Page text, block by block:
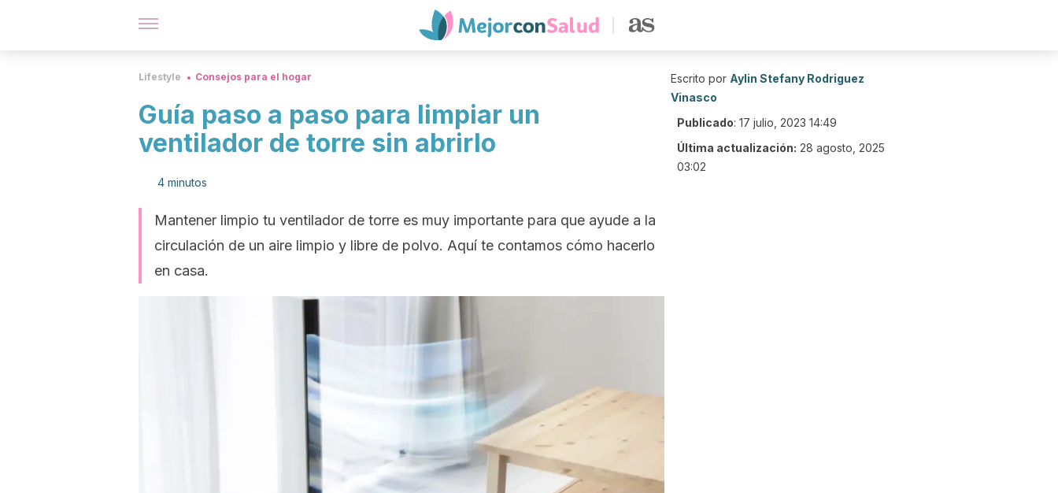
Lifestyle Consejos para el hogar
Guía paso a paso para limpiar un
ventilador de torre sin abrirlo
4 minutos
Mantener limpio tu ventilador de torre es muy importante para que ayude a la
circulación de un aire limpio y libre de polvo. Aquí te contamos cómo hacerlo
en casa.
Escrito por Aylin Stefany Rodriguez
Vinasco
Publicado: 17 julio, 2023 14:49
Última actualización: 28 agosto, 2025
03:02